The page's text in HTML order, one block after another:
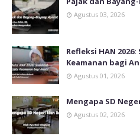
Agustus 03, 2026
Refleksi HAN
Keamanan bagi
Agustus 01, 2026
Mengapa SD
Agustus 02, 2026